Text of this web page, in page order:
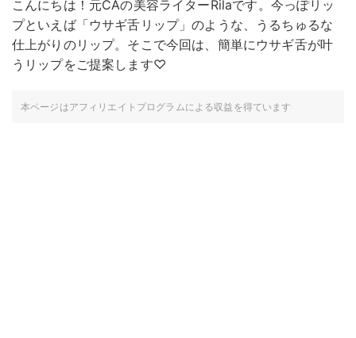
こんにちは！元CAの美容ライターRilaです。今っぽリッ
プといえば「ウサギ舌リップ」のような、うるちゅるな
仕上がりのリップ。そこで今回は、簡単にウサギ舌が叶
うリップをご提案します♡
本ページはアフィリエイトプログラムによる収益を得ています